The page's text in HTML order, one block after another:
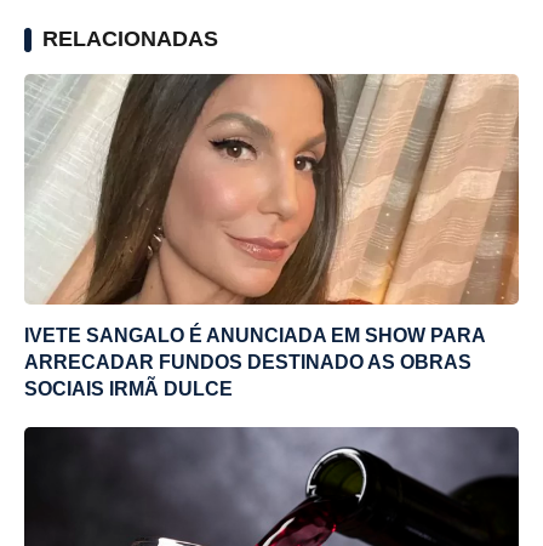
RELACIONADAS
IVETE SANGALO É ANUNCIADA EM SHOW PARA
ARRECADAR FUNDOS DESTINADO AS OBRAS
SOCIAIS IRMÃ DULCE